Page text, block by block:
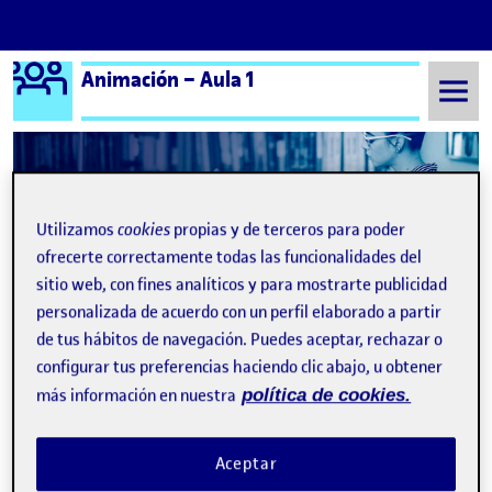
Saltar al contenido
Logo Ágora
Animación – Aula 1
Ariana Burdeus Sabín
Publicado porSin título
Publicado por
Ariana Burdeus Sabín
Visibilidad:
Pública-Fecha de publicación
24 Nov 2024-comentarioen Sin título
CONTRIBUTION
EN SIN TÍTULO
Utilizamoscookies propias y de terceros para poder
ofrecerte correctamente todas las funcionalidades del
sitio web, con fines analíticos y para mostrarte publicidad
personalizada de acuerdo con un perfil elaborado a partir
de tus hábitos de navegación. Puedes aceptar, rechazar o
configurar tus preferencias haciendo clic abajo, u obtener
más información en nuestra política de cookies.
Aceptar